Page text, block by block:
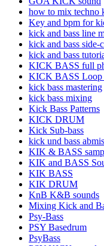
how to mix techno
Key and bpm for
kick and bass line
kick and bass
kick and bass
KICK BASS full
KICK BASS Loop
kick bass mastering
kick bass mixing
Kick Bass Patterns
KICK DRUM
Kick Sub-bass
kick und bass
KIK & BASS
KIK and BASS
KIK BASS
KIK DRUM
KnB K&B sounds
Mixing Kick and
Psy-Bass
PSY Basedrum
PsyBass